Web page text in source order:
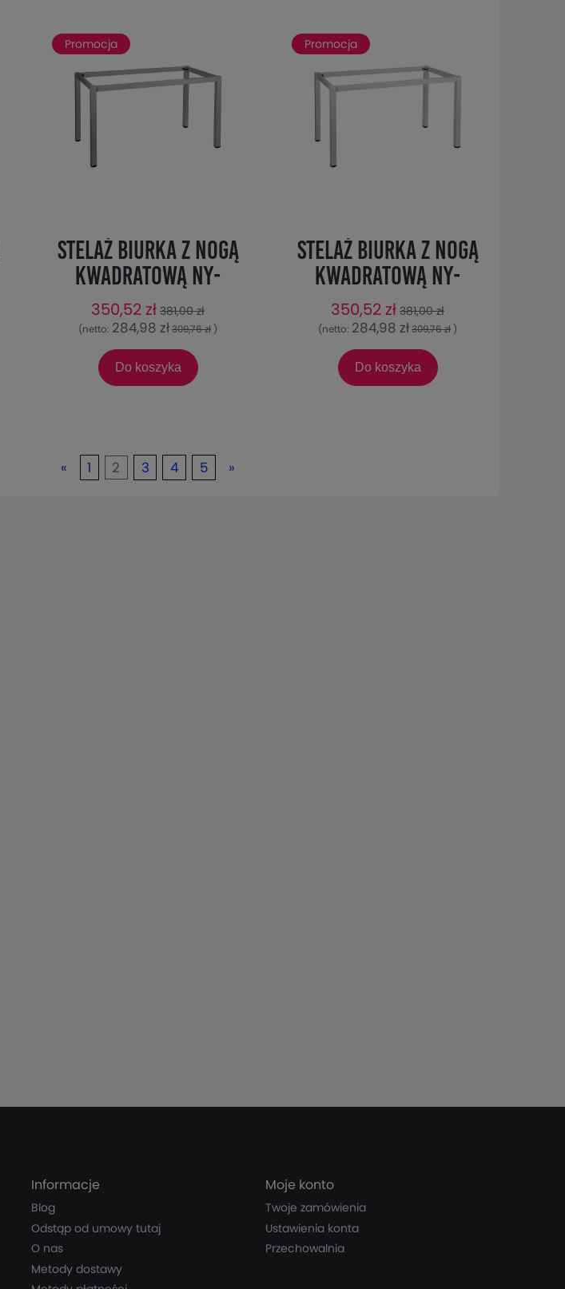
Stelaż biurka z nogą
kwadratową NY-
A057/156/K - 156x76
cm, alu
350,52 zł 381,00 zł
(netto: 284,98 zł309,76 zł )
Do koszyka
Promocja
Stelaż biurka z nogą
kwadratową NY-
A057/156/K - 156x76
cm, biały
350,52 zł 381,00 zł
(netto: 284,98 zł309,76 zł )
Do koszyka
Promocja
« 1 2 3 4 5 »
Informacje
Blog
Odstąp od umowy tutaj
O nas
Metody dostawy
Moje konto
Twoje zamówienia
Ustawienia konta
Przechowalnia